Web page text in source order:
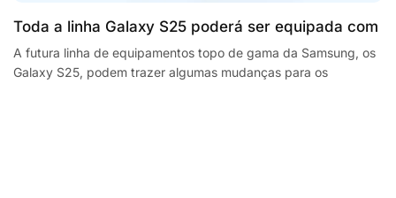
Toda a linha Galaxy S25 poderá ser equipada com
processadores SnapdragonSegway Ninebot E2,
F2 Plus, and MaxG2 e-scooters review
A futura linha de equipamentos topo de gama da Samsung, os
Galaxy S25, podem trazer algumas mudanças para os